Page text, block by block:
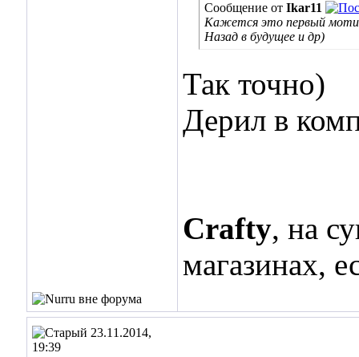
Сообщение от Ikar11
Кажется это первый
Назад в будущее и др)
Так точно)
Дерил в
Crafty, на
магазинах,
23.11.2014,
19:39